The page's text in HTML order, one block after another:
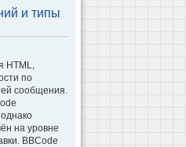
и типы
HTML,
по
сообщения.
на уровне
BBCode